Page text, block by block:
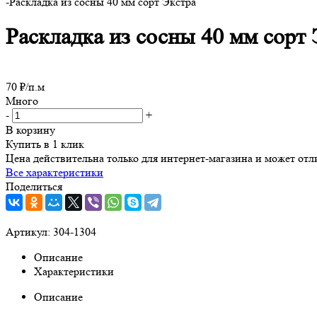
Раскладка из сосны 40 мм сорт
70 ₽/п.м
Много
-
+
В корзину
Купить в 1 клик
Цена действительна только для интернет-магазина и может
Все характеристики
Поделиться
Артикул: 304-1304
Описание
Характеристики
Описание